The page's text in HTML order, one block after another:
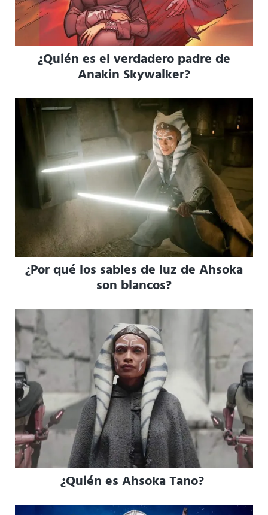
¿Quién es el verdadero padre de
Anakin Skywalker?
¿Por qué los sables de luz de Ahsoka
son blancos?
¿Quién es Ahsoka Tano?